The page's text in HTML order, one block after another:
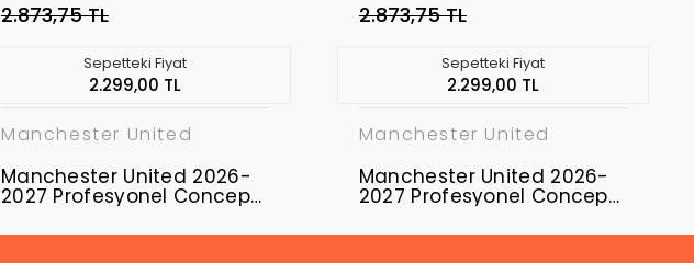
2.873,75 TL
Sepetteki Fiyat
2.299,00 TL
Manchester United
Manchester United 2026-
2027 Profesyonel Concept
2.873,75 TL
Sepetteki Fiyat
2.299,00 TL
Manchester United
Manchester United 2026-
2027 Profesyonel Concept